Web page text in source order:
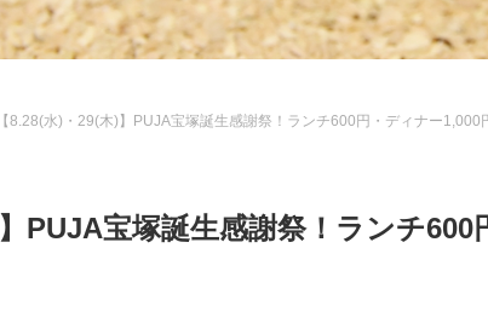
【8.28(水)・29(木)】PUJA宝塚誕生感謝祭！ランチ600円・ディナー1,000
】PUJA宝塚誕生感謝祭！ランチ600